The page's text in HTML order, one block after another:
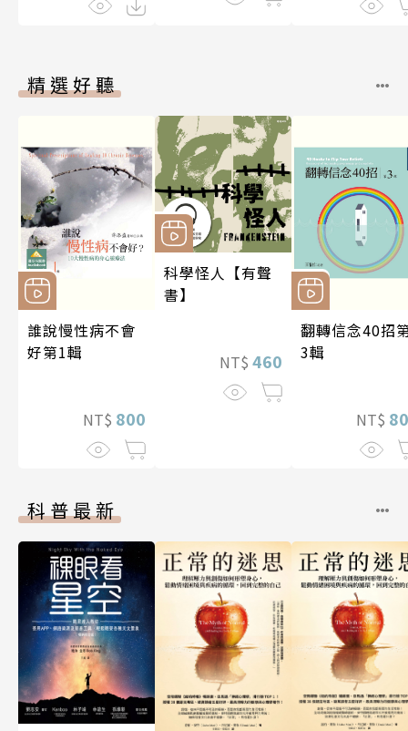
精選好聽
誰說慢性病不會
好第1輯
NT$ 800
科學怪人【有聲
書】
NT$ 460
翻轉信念40招
3輯
NT$
科普最新